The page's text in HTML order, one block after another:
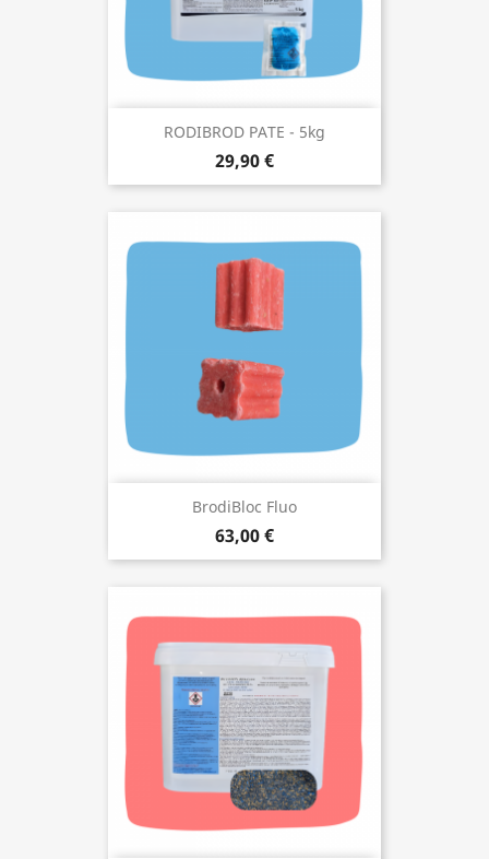
RODIBROD PATE - 5kg
29,90 €
BrodiBloc Fluo
63,00 €